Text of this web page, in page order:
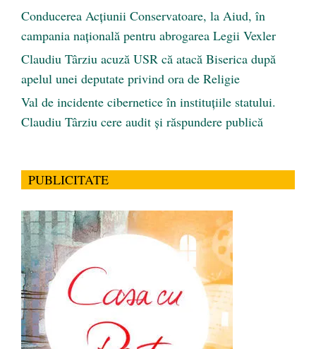
Conducerea Acțiunii Conservatoare, la Aiud, în
campania națională pentru abrogarea Legii Vexler
Claudiu Târziu acuză USR că atacă Biserica după
apelul unei deputate privind ora de Religie
Val de incidente cibernetice în instituțiile statului.
Claudiu Târziu cere audit și răspundere publică
PUBLICITATE